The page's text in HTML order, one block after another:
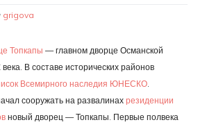
grigova
Топкапы — главном дворце Османской
В составе исторических районов
Всемирного наследия ЮНЕСКО
сооружать на развалинах резиденции
новый дворец — Топкапы. Первые полвека